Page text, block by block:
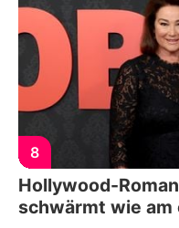
8
Hollywood-
schwärmt wie am